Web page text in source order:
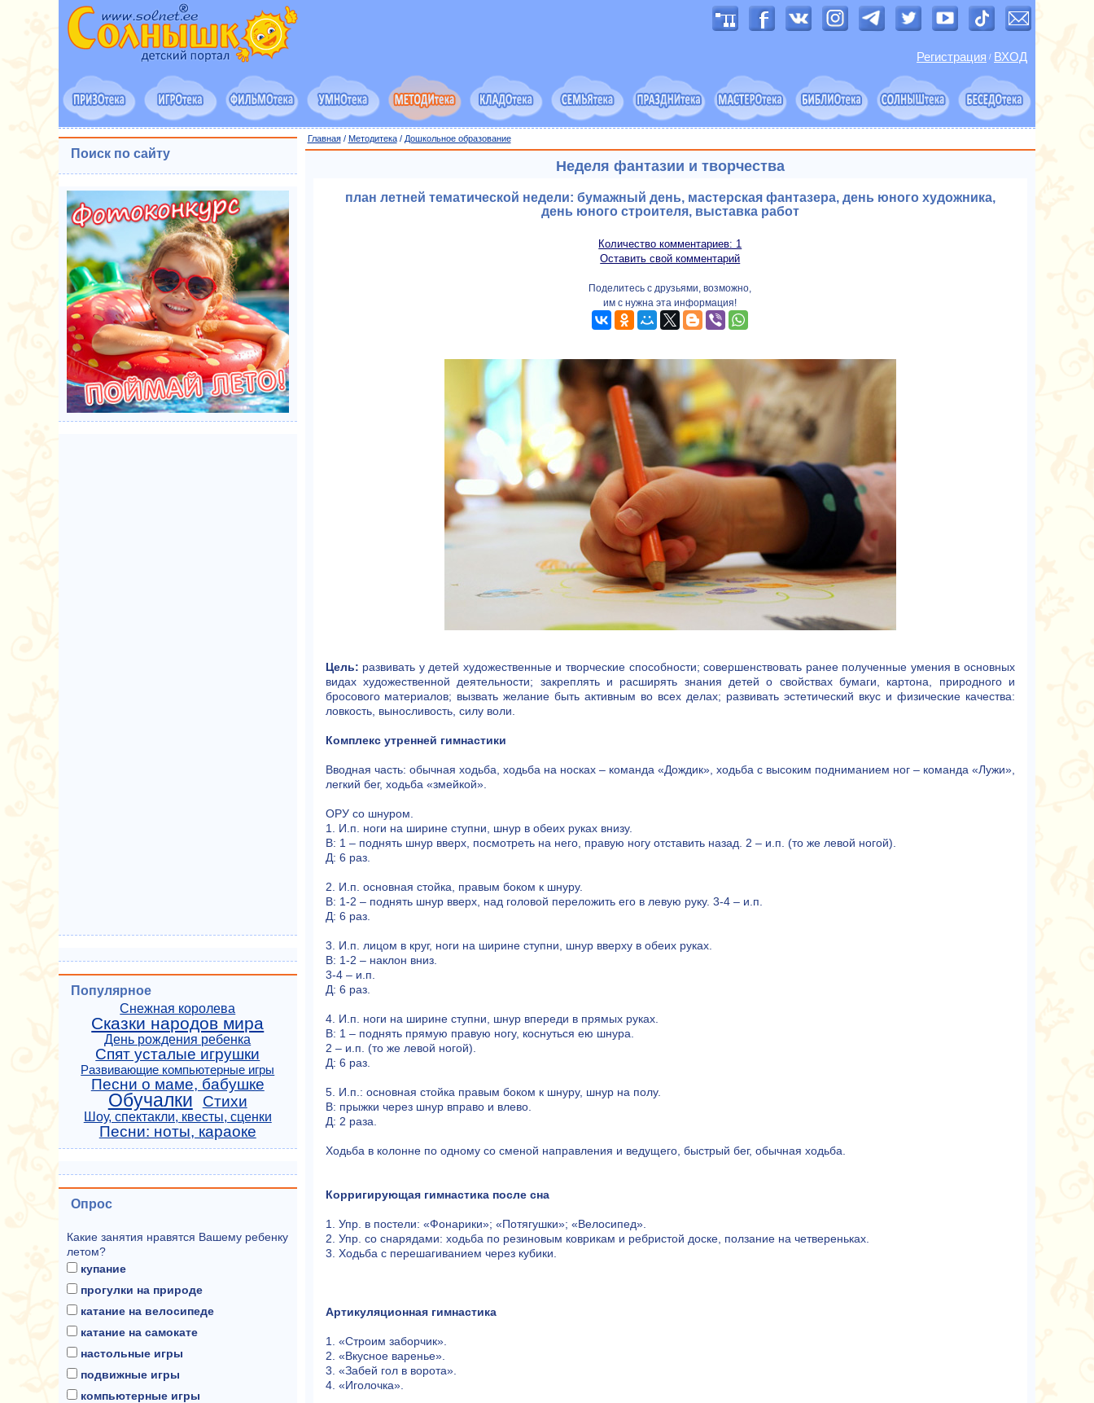
Регистрация / ВХОД
Главная/ Методитека/ Дошкольное образование
Неделя фантазии и творчества
план летней тематической недели: бумажный день, мастерская фантазера, день юного художника,
день юного строителя, выставка работ
Количество комментариев: 1
Оставить свой комментарий
Поделитесь с друзьями, возможно,
им с нужна эта информация!
Цель: развивать у детей художественные и творческие способности; совершенствовать ранее полученные умения в основных
видах художественной деятельности; закреплять и расширять знания детей о свойствах бумаги, картона, природного и
бросового материалов; вызвать желание быть активным во всех делах; развивать эстетический вкус и физические качества:
ловкость, выносливость, силу воли.
Комплекс утренней гимнастики
Вводная часть: обычная ходьба, ходьба на носках – команда «Дождик», ходьба с высоким подниманием ног – команда «Лужи»,
легкий бег, ходьба «змейкой».
ОРУ со шнуром.
1. И.п. ноги на ширине ступни, шнур в обеих руках внизу.
В: 1 – поднять шнур вверх, посмотреть на него, правую ногу отставить назад. 2 – и.п. (то же левой ногой).
Д: 6 раз.
2. И.п. основная стойка, правым боком к шнуру.
В: 1-2 – поднять шнур вверх, над головой переложить его в левую руку. 3-4 – и.п.
Д: 6 раз.
3. И.п. лицом в круг, ноги на ширине ступни, шнур вверху в обеих руках.
В: 1-2 – наклон вниз.
3-4 – и.п.
Д: 6 раз.
4. И.п. ноги на ширине ступни, шнур впереди в прямых руках.
В: 1 – поднять прямую правую ногу, коснуться ею шнура.
2 – и.п. (то же левой ногой).
Д: 6 раз.
5. И.п.: основная стойка правым боком к шнуру, шнур на полу.
В: прыжки через шнур вправо и влево.
Д: 2 раза.
Ходьба в колонне по одному со сменой направления и ведущего, быстрый бег, обычная ходьба.
Корригирующая гимнастика после сна
1. Упр. в постели: «Фонарики»; «Потягушки»; «Велосипед».
2. Упр. со снарядами: ходьба по резиновым коврикам и ребристой доске, ползание на четвереньках.
3. Ходьба с перешагиванием через кубики.
Артикуляционная гимнастика
1. «Строим заборчик».
2. «Вкусное варенье».
3. «Забей гол в ворота».
4. «Иголочка».
Поиск по сайту
Популярное
Снежная королева
Сказки народов мира
День рождения ребенка
Спят усталые игрушки
Развивающие компьютерные игры
Песни о маме, бабушке
Обучалки Стихи
Шоу, спектакли, квесты, сценки
Песни: ноты, караоке
Опрос
Какие занятия нравятся Вашему ребенку
летом?
купание
прогулки на природе
катание на велосипеде
катание на самокате
настольные игры
подвижные игры
компьютерные игры